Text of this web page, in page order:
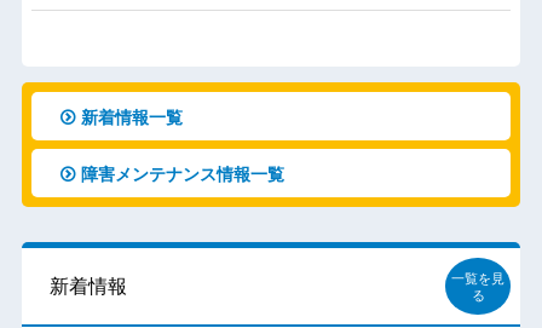
新着情報一覧
障害メンテナンス情報一覧
新着情報
一覧を見
る